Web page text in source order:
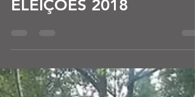
ELEIÇÕES 2018